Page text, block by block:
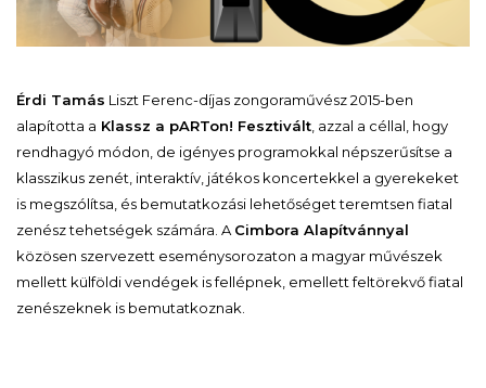
Érdi Tamás Liszt Ferenc-díjas zongoraművész 2015-ben
alapította a Klassz a pARTon! Fesztivált , azzal a céllal, hogy
rendhagyó módon, de igényes programokkal népszerűsítse a
klasszikus zenét, interaktív, játékos koncertekkel a gyerekeket
is megszólítsa, és bemutatkozási lehetőséget teremtsen fiatal
zenész tehetségek számára. A Cimbora Alapítvánnyal
közösen szervezett eseménysorozaton a magyar művészek
mellett külföldi vendégek is fellépnek, emellett feltörekvő fiatal
zenészeknek is bemutatkoznak.